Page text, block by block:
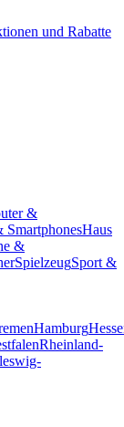
&
SmartphonesHaus
&
SpielzeugSport &
Hamburg
Rheinland-